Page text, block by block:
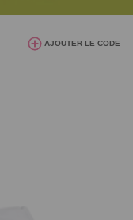
AJOUTER LE CODE